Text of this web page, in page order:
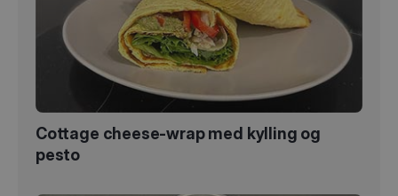
Cottage cheese-wrap med kylling og
pesto